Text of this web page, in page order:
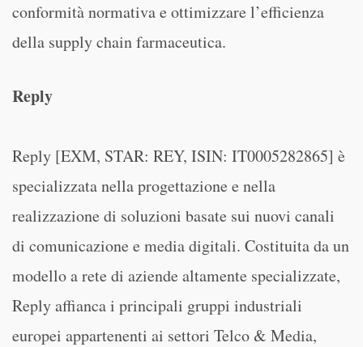
conformità normativa e ottimizzare l’efficienza
della supply chain farmaceutica.
Reply
Reply [EXM, STAR: REY, ISIN: IT0005282865] è
specializzata nella progettazione e nella
realizzazione di soluzioni basate sui nuovi canali
di comunicazione e media digitali. Costituita da un
modello a rete di aziende altamente specializzate,
Reply affianca i principali gruppi industriali
europei appartenenti ai settori Telco & Media,